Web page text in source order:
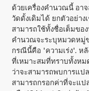
ด้วยเครื่องคำนวณนี้ อา
วัดดั้งเดิมได้ ยกตัวอย่า
สามารถใช้ทั้งชื่อเต็มขอ
คำนวณจะระบุหมวดหมู่
กรณีนี้คือ 'ความเร่ง'. ห
ที่เหมาะสมที่ทราบทั้งห
ว่าจะสามารถพบการแ
สามารถกรอกค่าที่จะแ